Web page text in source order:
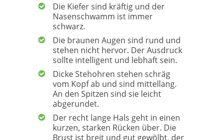
Die Kiefer sind kräftig und der
Nasenschwamm ist immer
schwarz.
Die braunen Augen sind rund und
stehen nicht hervor. Der Ausdruck
sollte intelligent und lebhaft sein.
Dicke Stehohren stehen schräg
vom Kopf ab und sind mittellang.
An den Spitzen sind sie leicht
abgerundet.
Der recht lange Hals geht in einen
kurzen, starken Rücken über. Die
Brust ist breit und gut gewölbt, der